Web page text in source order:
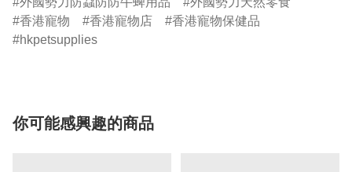
香港寵物
香港寵物店
香港寵物保健品
hkpetsupplies
你可能感興趣的商品